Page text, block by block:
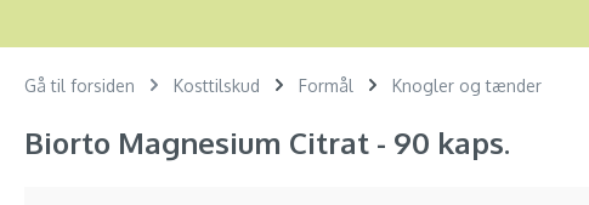
Gå til forsiden Kosttilskud Formål Knogler og tænder
Biorto Magnesium Citrat - 90 kaps.